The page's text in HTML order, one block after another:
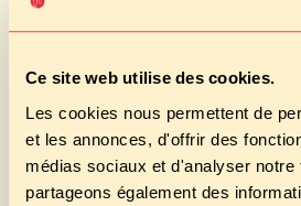
Ce site web utilise des cookies.
Les cookies nous permettent de
et les annonces, d'offrir des
médias sociaux et d'analyser notre
partageons également des
Céleri rémoulade bio
MOUTARDE, OEUF
POISSON
Pâtes bio rigol'Othe IDF
LAIT (LACTOSE)
Yaourt à la vanille IDF
LAIT (LACTOSE)